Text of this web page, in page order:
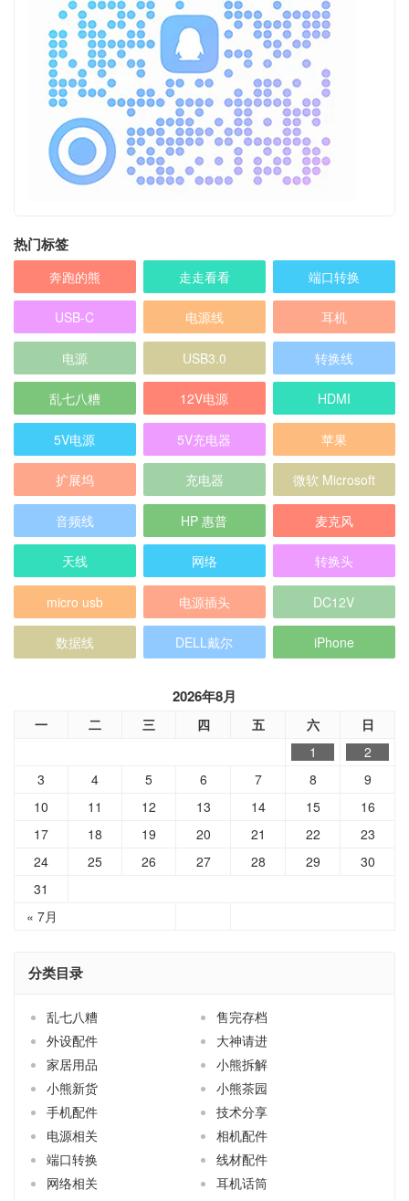
热门标签
奔跑的熊 走走看看 端口转换
USB-C 电源线 耳机
电源 USB3.0 转换线
乱七八糟 12V电源 HDMI
5V电源 5V充电器 苹果
扩展坞 充电器 微软 Microsoft
音频线 HP 惠普 麦克风
天线 网络 转换头
micro usb 电源插头 DC12V
数据线 DELL戴尔 iPhone
2026年8月
一 二 三 四 五 六 日
« 7月
1
2
3
4 5 6 7 8
9
10
11 12 13 14 15
16
17
18 19 20 21 22
23
24
25 26 27 28 29
30
31
分类目录
乱七八糟
售完存档
外设配件
大神请进
家居用品
小熊拆解
小熊新货
小熊茶园
手机配件
技术分享
电源相关
相机配件
端口转换
线材配件
网络相关
耳机话筒